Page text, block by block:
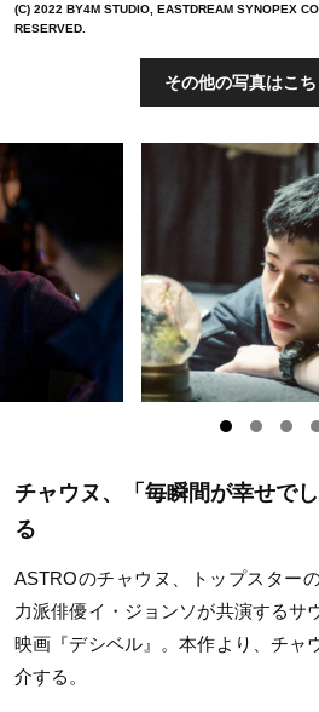
(C) 2022 BY4M STUDIO, EASTDREAM SYNOPEX
RESERVED.
その他の写真はこち
チャウヌ、「毎瞬間が幸せで
る
ASTROのチャウヌ、トップスター
力派俳優イ・ジョンソが共演するサ
映画『デシベル』。本作より、チャ
介する。